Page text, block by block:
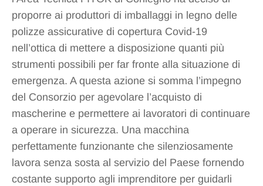
proporre ai produttori di imballaggi in legno delle
polizze assicurative di copertura Covid-19
nell’ottica di mettere a disposizione quanti più
strumenti possibili per far fronte alla situazione di
emergenza. A questa azione si somma l’impegno
del Consorzio per agevolare l’acquisto di
mascherine e permettere ai lavoratori di continuare
a operare in sicurezza. Una macchina
perfettamente funzionante che silenziosamente
lavora senza sosta al servizio del Paese fornendo
costante supporto agli imprenditore per guidarli